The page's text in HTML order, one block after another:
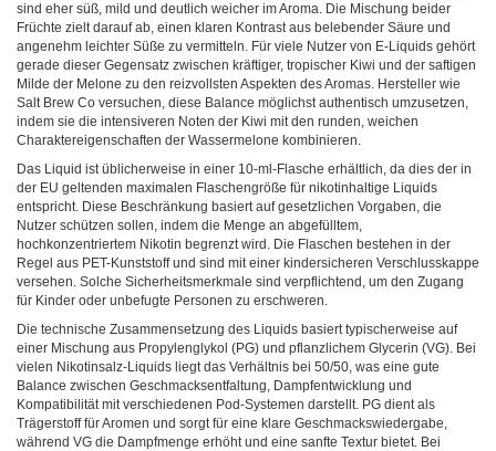
sind eher süß, mild und deutlich weicher im Aroma. Die Mischung beider
Früchte zielt darauf ab, einen klaren Kontrast aus belebender Säure und
angenehm leichter Süße zu vermitteln. Für viele Nutzer von E-Liquids gehört
gerade dieser Gegensatz zwischen kräftiger, tropischer Kiwi und der saftigen
Milde der Melone zu den reizvollsten Aspekten des Aromas. Hersteller wie
Salt Brew Co versuchen, diese Balance möglichst authentisch umzusetzen,
indem sie die intensiveren Noten der Kiwi mit den runden, weichen
Charaktereigenschaften der Wassermelone kombinieren.
Das Liquid ist üblicherweise in einer 10-ml-Flasche erhältlich, da dies der in
der EU geltenden maximalen Flaschengröße für nikotinhaltige Liquids
entspricht. Diese Beschränkung basiert auf gesetzlichen Vorgaben, die
Nutzer schützen sollen, indem die Menge an abgefülltem,
hochkonzentriertem Nikotin begrenzt wird. Die Flaschen bestehen in der
Regel aus PET-Kunststoff und sind mit einer kindersicheren Verschlusskappe
versehen. Solche Sicherheitsmerkmale sind verpflichtend, um den Zugang
für Kinder oder unbefugte Personen zu erschweren.
Die technische Zusammensetzung des Liquids basiert typischerweise auf
einer Mischung aus Propylenglykol (PG) und pflanzlichem Glycerin (VG). Bei
vielen Nikotinsalz-Liquids liegt das Verhältnis bei 50/50, was eine gute
Balance zwischen Geschmacksentfaltung, Dampfentwicklung und
Kompatibilität mit verschiedenen Pod-Systemen darstellt. PG dient als
Trägerstoff für Aromen und sorgt für eine klare Geschmackswiedergabe,
während VG die Dampfmenge erhöht und eine sanfte Textur bietet. Bei